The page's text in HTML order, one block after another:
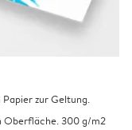
zur Geltung.
Oberfläche. 300 g/m2